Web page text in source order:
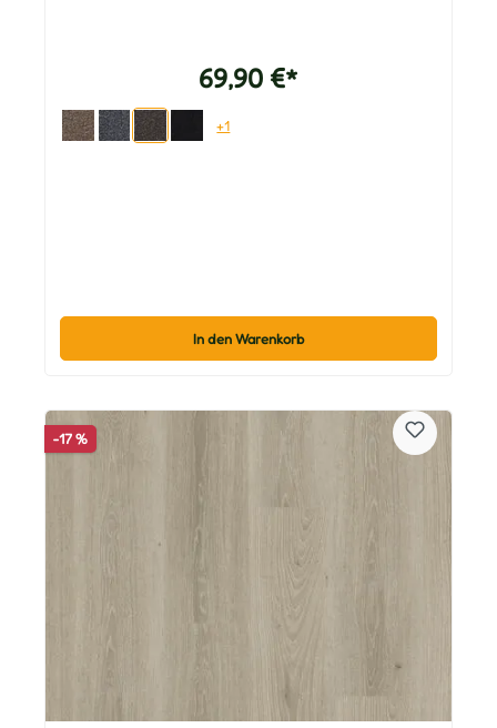
69,90 €*
+1
In den Warenkorb
-17 %